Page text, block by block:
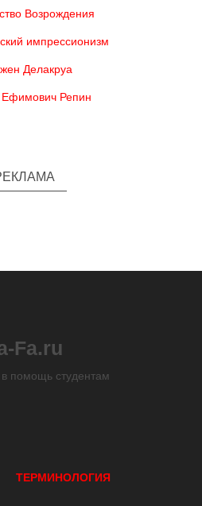
Возрождения
импрессионизм
Делакруа
Репин
Fa.ru
помощь студентам
ТЕРМИНОЛОГИЯ